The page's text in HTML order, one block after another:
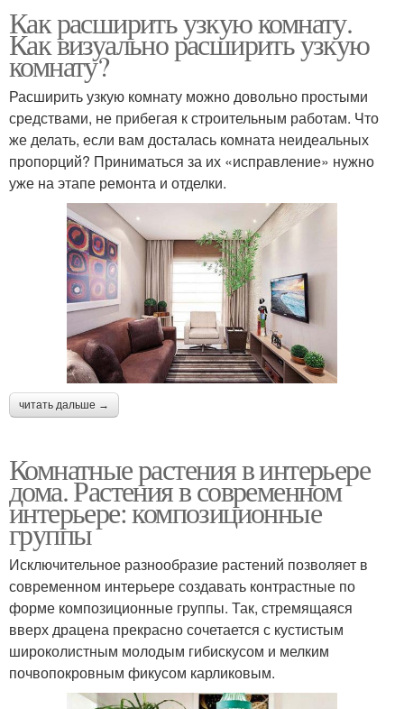
Как расширить узкую комнату.
Как визуально расширить узкую
комнату?
Расширить узкую комнату можно довольно простыми
средствами, не прибегая к строительным работам. Что
же делать, если вам досталась комната неидеальных
пропорций? Приниматься за их «исправление» нужно
уже на этапе ремонта и отделки.
читать дальше →
Комнатные растения в интерьере
дома. Растения в современном
интерьере: композиционные
группы
Исключительное разнообразие растений позволяет в
современном интерьере создавать контрастные по
форме композиционные группы. Так, стремящаяся
вверх драцена прекрасно сочетается с кустистым
широколистным молодым гибискусом и мелким
почвопокровным фикусом карликовым.